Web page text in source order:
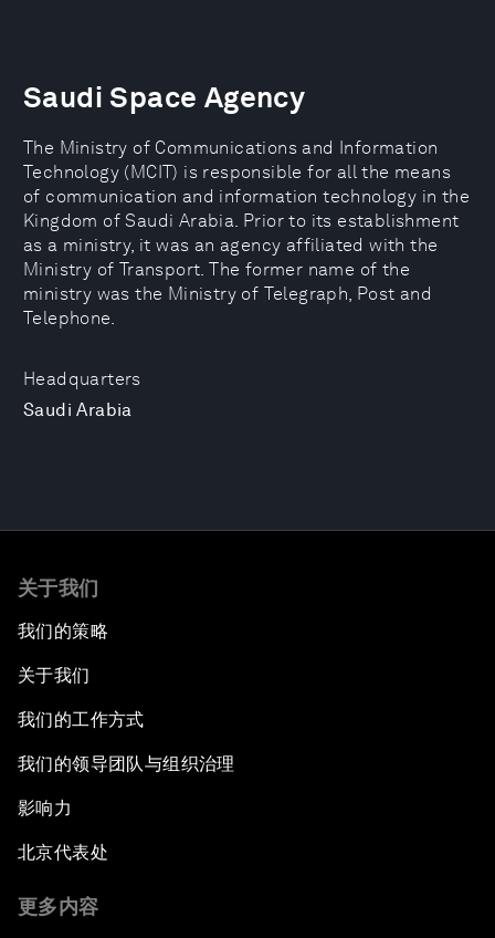
Headquarters
Saudi Arabia
Saudi Space Agency
The Ministry of Communications and Information
Technology (MCIT) is responsible for all the means
of communication and information technology in the
Kingdom of Saudi Arabia. Prior to its establishment
as a ministry, it was an agency affiliated with the
Ministry of Transport. The former name of the
ministry was the Ministry of Telegraph, Post and
Telephone.
关于我们
我们的策略
关于我们
我们的工作方式
我们的领导团队与组织治理
影响力
北京代表处
更多内容